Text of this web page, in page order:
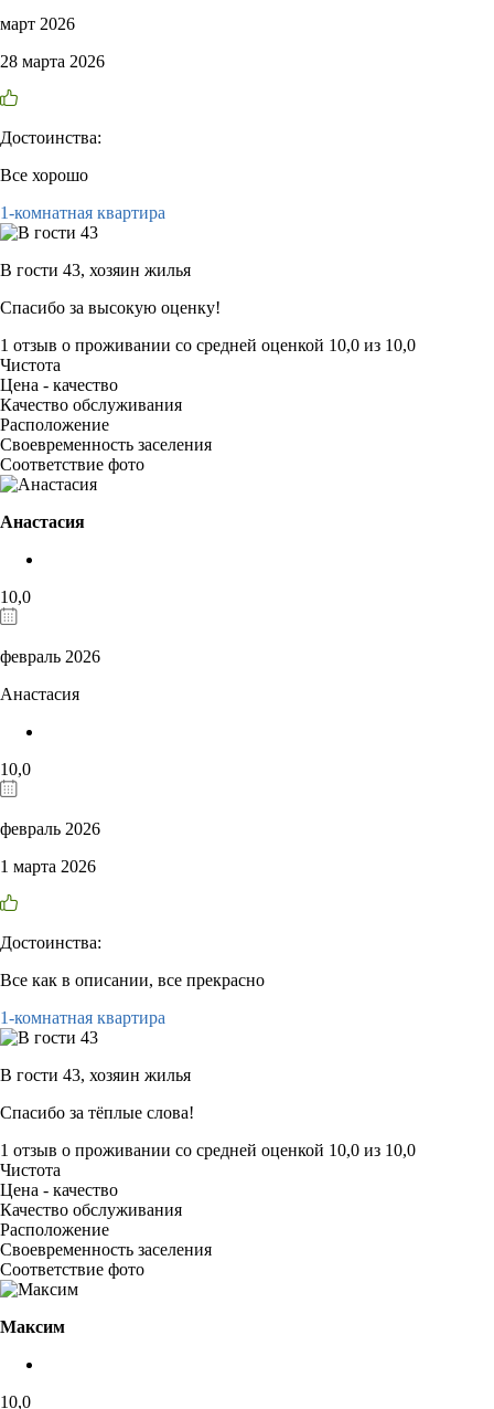
март 2026
28 марта 2026
Достоинства:
Все хорошо
1-комнатная квартира
В гости 43, хозяин жилья
Спасибо за высокую оценку!
1 отзыв о проживании со средней оценкой 10,0 из 10,0
Чистота
Цена - качество
Качество обслуживания
Расположение
Своевременность заселения
Соответствие фото
Анастасия
10,0
февраль 2026
Анастасия
10,0
февраль 2026
1 марта 2026
Достоинства:
Все как в описании, все прекрасно
1-комнатная квартира
В гости 43, хозяин жилья
Спасибо за тёплые слова!
1 отзыв о проживании со средней оценкой 10,0 из 10,0
Чистота
Цена - качество
Качество обслуживания
Расположение
Своевременность заселения
Соответствие фото
Максим
10,0